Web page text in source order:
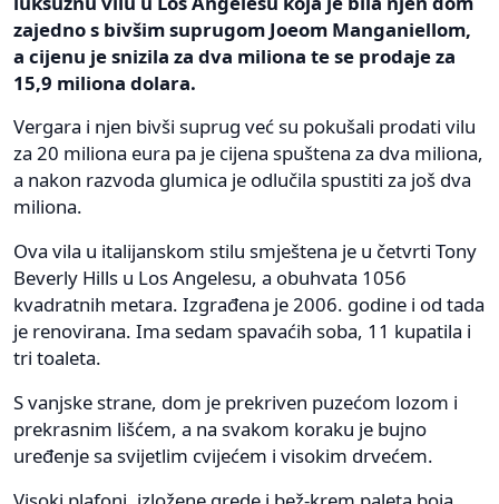
zajedno s bivšim suprugom Joeom Manganiellom,
a cijenu je snizila za dva miliona te se prodaje za
15,9 miliona dolara.
Vergara i njen bivši suprug već su pokušali prodati vilu
za 20 miliona eura pa je cijena spuštena za dva miliona,
a nakon razvoda glumica je odlučila spustiti za još dva
miliona.
Ova vila u italijanskom stilu smještena je u četvrti Tony
Beverly Hills u Los Angelesu, a obuhvata 1056
kvadratnih metara. Izgrađena je 2006. godine i od tada
je renovirana. Ima sedam spavaćih soba, 11 kupatila i
tri toaleta.
S vanjske strane, dom je prekriven puzećom lozom i
prekrasnim lišćem, a na svakom koraku je bujno
uređenje sa svijetlim cvijećem i visokim drvećem.